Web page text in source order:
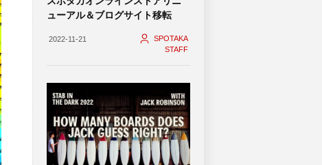
ューアル＆ブログサイト移転
2022-11-21
SPOTAKA
STAFF